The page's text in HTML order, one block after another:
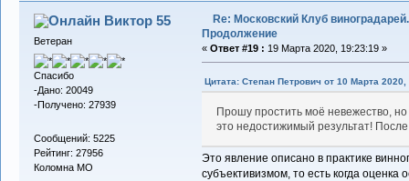
Виктор 55
Ветеран
Спасибо
-Дано: 20049
-Получено: 27939
Сообщений: 5225
Рейтинг: 27956
Коломна МО
Re: Московский Клуб виноградарей.
Продолжение
« Ответ #19 : 19 Марта 2020, 19:23:19 »
Цитата: Степан Петрович от 10 Марта 2020,
Прошу простить моё невежество,
это недостижимый результат!
Это явление описано в практике
субъективизмом, то есть когда оценка